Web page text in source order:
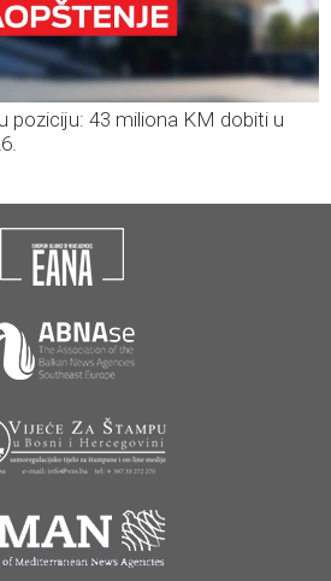
poziciju: 43 miliona KM dobiti u